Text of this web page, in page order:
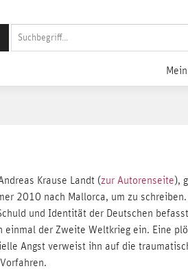
Krause Landt (zur Autorenseite),
2010 nach Mallorca, um zu
und Identität der Deutschen
einmal der Zweite Weltkrieg ein. Eine
Angst verweist ihn auf die